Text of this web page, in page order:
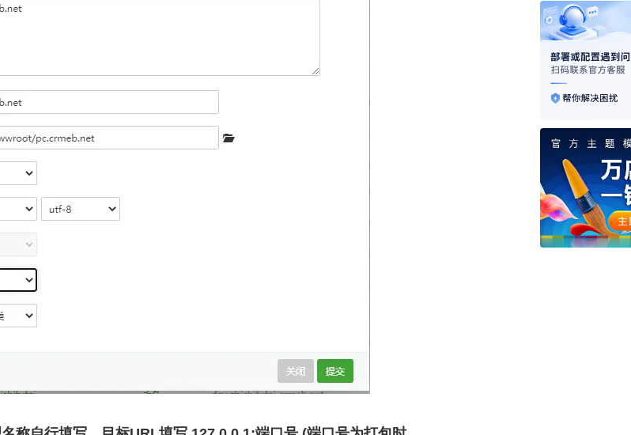
12.浏览器输入